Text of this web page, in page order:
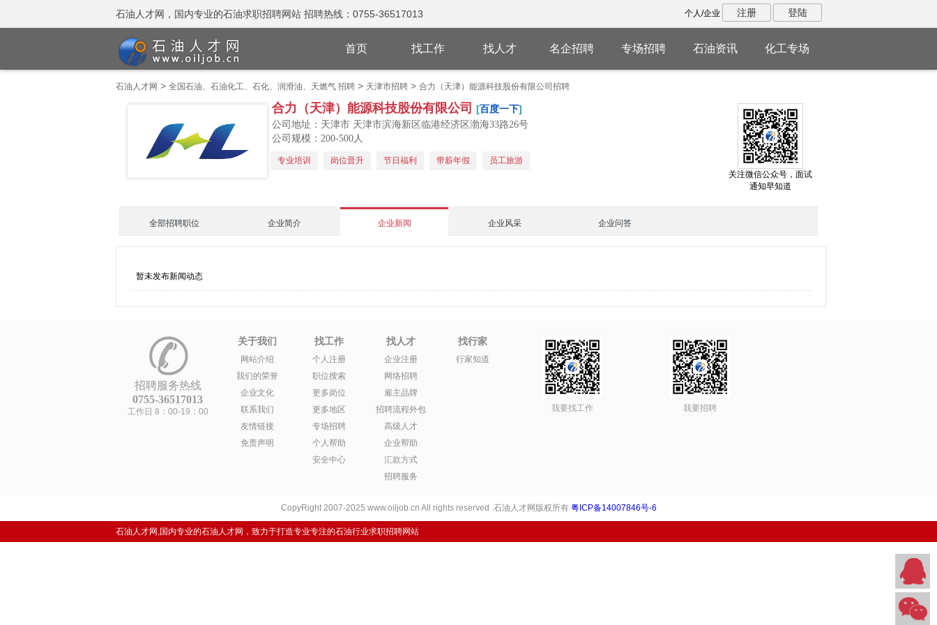
石油人才网，国内专业的石油求职招聘网站 招聘热线：0755-36517013 个人/企业 注册 登陆
首页 找工作 找人才 名企招聘 专场招聘 石油资讯 化工专场
石油人才网 > 全国石油、石油化工、石化、润滑油、天燃气 招聘> 天津市招聘> 合力（天津）能源科技股份有限公司招聘
合力（天津）能源科技股份有限公司 [百度一下]
公司地址：天津市 天津市滨海新区临港经济区渤海33路26号
公司规模：200-500人
专业培训 岗位晋升 节日福利 带薪年假
员工旅游
关注微信公众号，面试
通知早知道
全部招聘职位 企业简介 企业新闻 企业风采 企业问答
暂未发布新闻动态
招聘服务热线
0755-36517013
工作日 8：00-19：00
关于我们
网站介绍
我们的荣誉
企业文化
联系我们
友情链接
免责声明
找工作
个人注册
职位搜索
更多岗位
更多地区
专场招聘
个人帮助
安全中心
找人才
企业注册
网络招聘
雇主品牌
招聘流程外包
高级人才
企业帮助
汇款方式
招聘服务
找行家
行家知道
我要找工作 我要招聘
CopyRight 2007-2025 www.oiljob.cn All rights reserved .石油人才网版权所有 粤ICP备14007846号-6
石油人才网,国内专业的石油人才网，致力于打造专业专注的石油行业求职招聘网站